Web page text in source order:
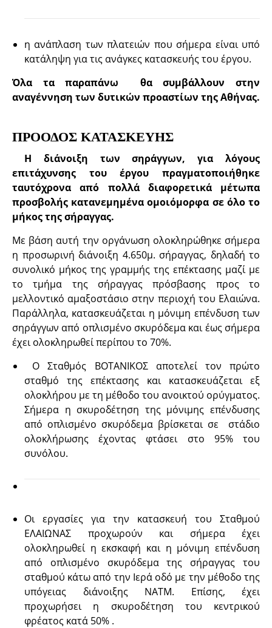
η ανάπλαση των πλατειών που σήμερα είναι υπό
κατάληψη για τις ανάγκες κατασκευής του έργου.
Όλα τα παραπάνω θα συμβάλλουν στην
αναγέννηση των δυτικών προαστίων της Αθήνας.
ΠΡΟΟΔΟΣ ΚΑΤΑΣΚΕΥΗΣ
Η διάνοιξη των σηράγγων, για λόγους
επιτάχυνσης του έργου πραγματοποιήθηκε
ταυτόχρονα από πολλά διαφορετικά μέτωπα
προσβολής κατανεμημένα ομοιόμορφα σε όλο το
μήκος της σήραγγας.
Με βάση αυτή την οργάνωση ολοκληρώθηκε σήμερα
η προσωρινή διάνοιξη 4.650μ. σήραγγας, δηλαδή το
συνολικό μήκος της γραμμής της επέκτασης μαζί με
το τμήμα της σήραγγας πρόσβασης προς το
μελλοντικό αμαξοστάσιο στην περιοχή του Ελαιώνα.
Παράλληλα, κατασκευάζεται η μόνιμη επένδυση των
σηράγγων από οπλισμένο σκυρόδεμα και έως σήμερα
έχει ολοκληρωθεί περίπου το 70%.
Ο Σταθμός ΒΟΤΑΝΙΚΟΣ αποτελεί τον πρώτο
σταθμό της επέκτασης και κατασκευάζεται εξ
ολοκλήρου με τη μέθοδο του ανοικτού ορύγματος.
Σήμερα η σκυροδέτηση της μόνιμης επένδυσης
από οπλισμένο σκυρόδεμα βρίσκεται σε στάδιο
ολοκλήρωσης έχοντας φτάσει στο 95% του
συνόλου.
Οι εργασίες για την κατασκευή του Σταθμού
ΕΛΑΙΩΝΑΣ προχωρούν και σήμερα έχει
ολοκληρωθεί η εκσκαφή και η μόνιμη επένδυση
από οπλισμένο σκυρόδεμα της σήραγγας του
σταθμού κάτω από την Ιερά οδό με την μέθοδο της
υπόγειας διάνοιξης ΝΑΤΜ. Επίσης, έχει
προχωρήσει η σκυροδέτηση του κεντρικού
φρέατος κατά 50% .